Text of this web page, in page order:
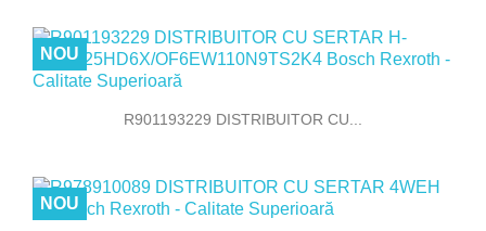
R901193229 DISTRIBUITOR CU...
NOU
NOU